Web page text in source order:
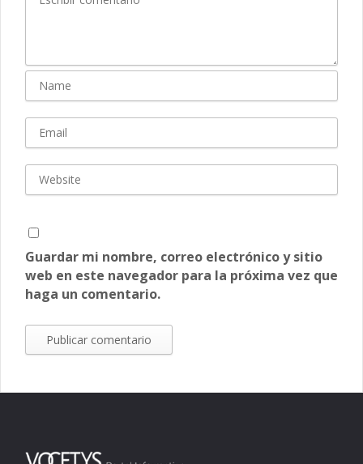
Guardar mi nombre, correo electrónico y sitio
web en este navegador para la próxima vez que
haga un comentario.